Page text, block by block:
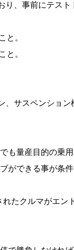
り、事前にテス
と。
と。
、サスペンション
も量産目的の乗
ができる事が条件
たクルマがエン